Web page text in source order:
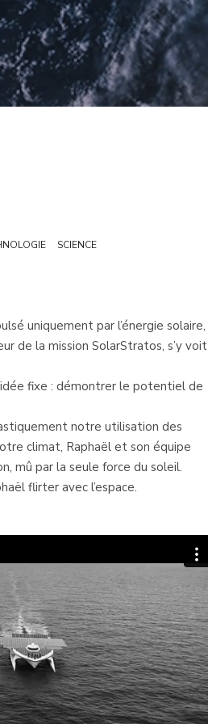
SCIENCE
uniquement par l’énergie solaire,
de la mission SolarStratos, s’y voit
idée fixe : démontrer le potentiel de
notre utilisation des
climat, Raphaël et son équipe
mû par la seule force du soleil.
flirter avec l’espace.